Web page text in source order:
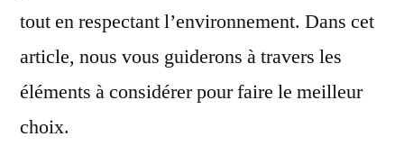
tout en respectant l’environnement. Dans cet
article, nous vous guiderons à travers les
éléments à considérer pour faire le meilleur
choix.